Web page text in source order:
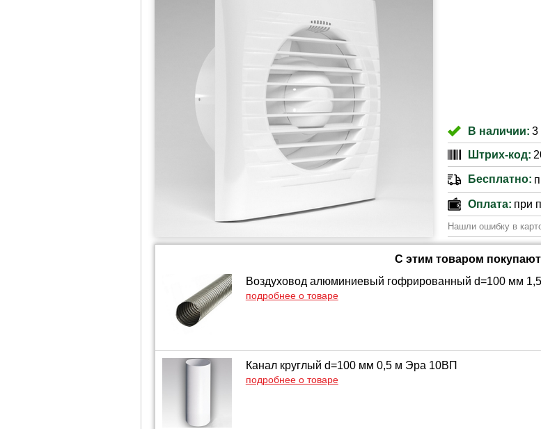
В наличии: 3
Штрих-код:
Бесплатно:
Оплата: при
Нашли ошибку в
С этим товаром покупают
Воздуховод алюминиевый гофрированный d=100 мм
подробнее о товаре
Канал круглый d=100 мм 0,5 м Эра 10ВП
подробнее о товаре